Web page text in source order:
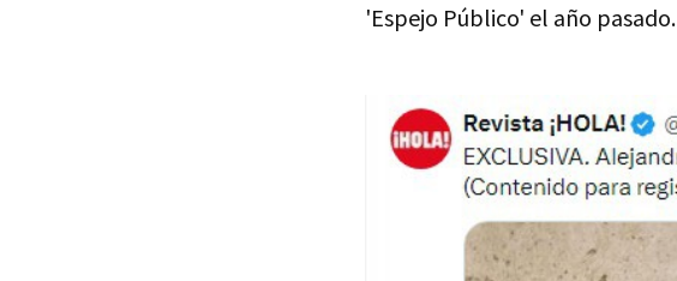
'Espejo Público' el año pasado.